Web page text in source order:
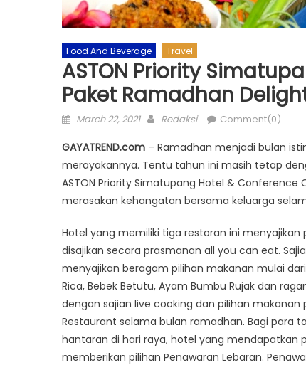
Food And Beverage Travel
ASTON Priority
Paket Ramadhan
Posted
March 22, 2021 Author
Redaksi Comment(0)
GAYATREND.com – Ramadhan menjadi bulan
merayakannya. Tentu tahun ini masih tetap
ASTON Priority Simatupang Hotel &
merasakan kehangatan bersama keluarga
Hotel yang memiliki tiga restoran ini
disajikan secara prasmanan all you can eat.
menyajikan beragam pilihan makanan mulai
Rica, Bebek Betutu, Ayam Bumbu Rujak dan
dengan sajian live cooking dan pilihan
Restaurant selama bulan ramadhan. Bagi para
hantaran di hari raya, hotel yang mendapatkan
memberikan pilihan Penawaran Lebaran.